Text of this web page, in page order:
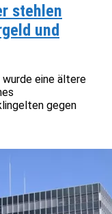
stehlen
und
wurde eine ältere
gegen